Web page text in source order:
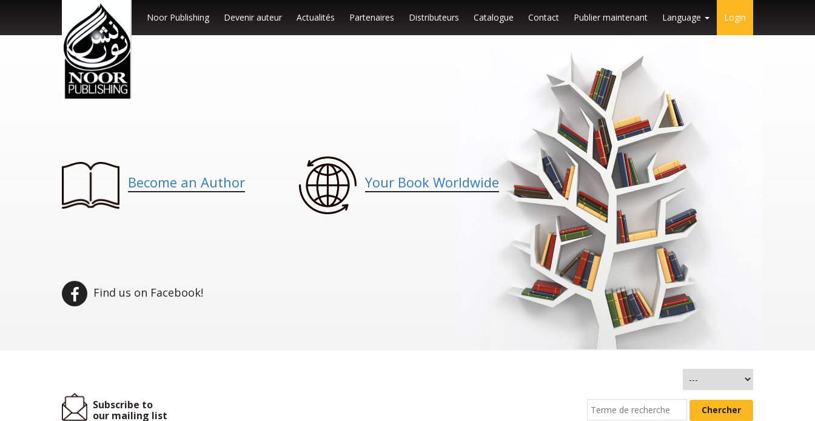
Noor Publishing Devenir auteur Actualités Partenaires Distributeurs Catalogue Contact Publier maintenant Language Login
Become an Author Your Book Worldwide
Find us on Facebook!
Subscribe to
our mailing list